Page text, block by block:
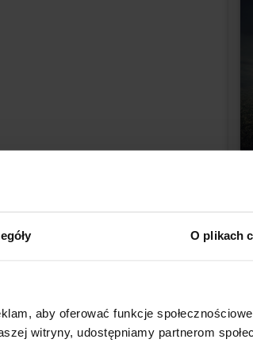
O plikach
aby oferować funkcje
witryny, udostępniamy partnerom